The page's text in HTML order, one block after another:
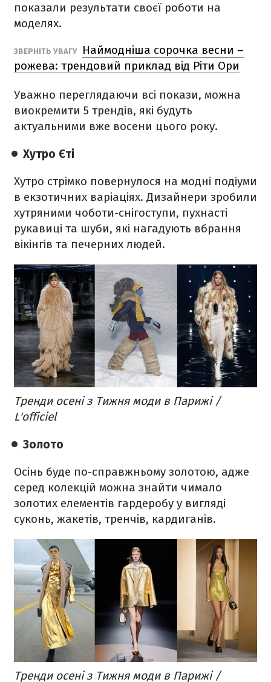
показали результати своєї роботи на
моделях.
ЗВЕРНІТЬ УВАГУ
Наймодніша сорочка весни –
рожева: трендовий приклад від Ріти Ори
Уважно переглядаючи всі покази, можна
виокремити 5 трендів, які будуть
актуальними вже восени цього року.
Хутро Єті
Хутро стрімко повернулося на модні подіуми
в екзотичних варіаціях. Дизайнери зробили
хутряними чоботи-снігоступи, пухнасті
рукавиці та шуби, які нагадують вбрання
вікінгів та печерних людей.
Тренди осені з Тижня моди в Парижі /
L'officiel
Золото
Осінь буде по-справжньому золотою, адже
серед колекцій можна знайти чимало
золотих елементів гардеробу у вигляді
суконь, жакетів, тренчів, кардиганів.
Тренди осені з Тижня моди в Парижі /